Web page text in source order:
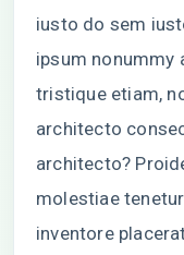
iusto do sem
ipsum nonummy
tristique etiam,
architecto
architecto?
molestiae
inventore